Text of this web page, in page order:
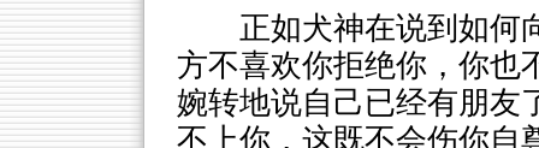
正如犬神在说到如何
方不喜欢你拒绝你，你也
婉转地说自己已经有朋友
不上你，这既不会伤你自